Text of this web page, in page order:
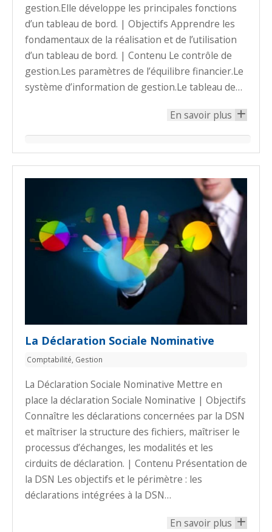
gestion.Elle développe les principales fonctions
d’un tableau de bord. | Objectifs Apprendre les
fondamentaux de la réalisation et de l’utilisation
d’un tableau de bord. | Contenu Le contrôle de
gestion.Les paramètres de l’équilibre financier.Le
système d’information de gestion.Le tableau de…
En savoir plus +
La Déclaration Sociale Nominative
Comptabilité Gestion
La Déclaration Sociale Nominative Mettre en
place la déclaration Sociale Nominative | Objectifs
Connaître les déclarations concernées par la DSN
et maîtriser la structure des fichiers, maîtriser le
processus d’échanges, les modalités et les
cirduits de déclaration. | Contenu Présentation de
la DSN Les objectifs et le périmètre : les
déclarations intégrées à la DSN…
En savoir plus +